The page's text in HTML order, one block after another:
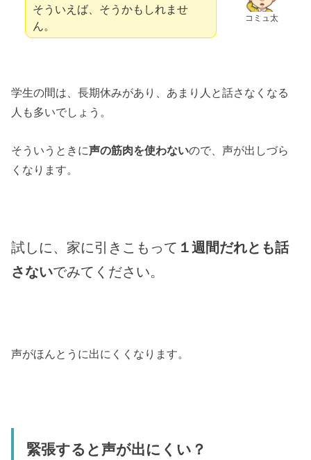
コミュ太
そういえば、そうかもしれませ
ん。
学生の間は、長期休みがあり、あまり人と話さなくなる
人も多いでしょう。
そういうときに声の筋肉を使わないので、声が出しづら
くなります。
試しに、家に引きこもって １週間だれとも話
さないでみてください。
声がほんとうに出にくくなります。
緊張すると声が出にくい？